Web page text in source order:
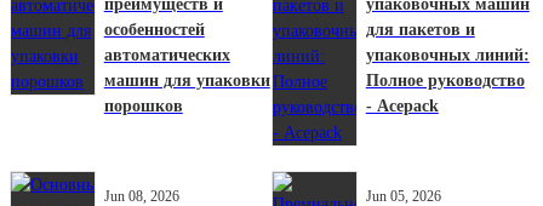
преимуществ и
особенностей
автоматических
машин для упаковки
порошков
упаковочных машин
для пакетов и
упаковочных линий:
Полное руководство
- Acepack
Jun 08, 2026 Jun 05, 2026